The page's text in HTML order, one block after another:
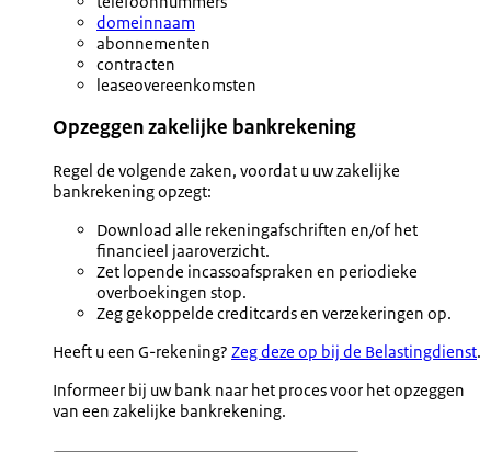
domeinnaam
abonnementen
contracten
leaseovereenkomsten
Opzeggen zakelijke bankrekening
Regel de volgende zaken, voordat u uw zakelijke
bankrekening opzegt:
Download alle rekeningafschriften en/of het
financieel jaaroverzicht.
Zet lopende incassoafspraken en periodieke
overboekingen stop.
Zeg gekoppelde creditcards en verzekeringen op.
Heeft u een G-rekening? Zeg deze op bij de Belastingdienst.
Informeer bij uw bank naar het proces voor het opzeggen
van een zakelijke bankrekening.